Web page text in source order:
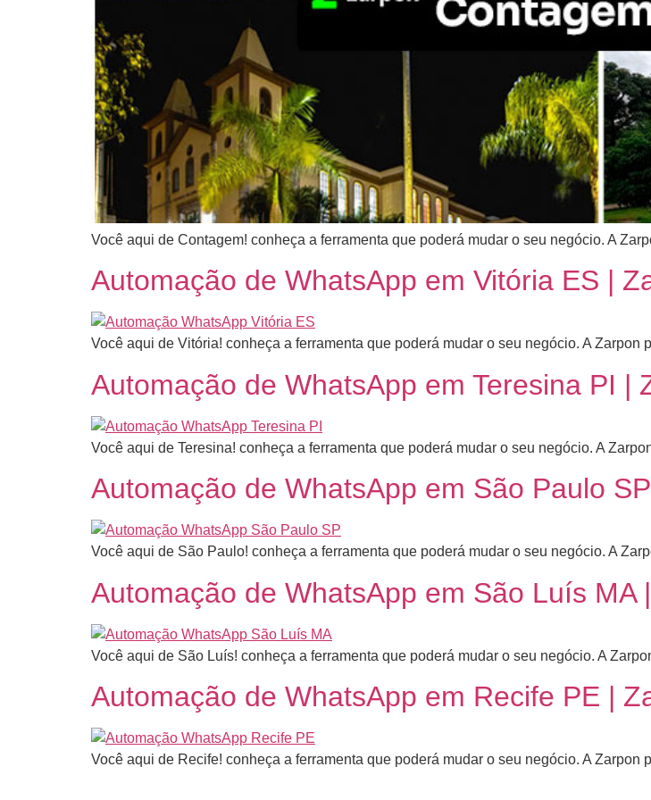
Você aqui de Contagem! conheça a ferramenta que poderá mudar o seu negócio. A
Automação de WhatsApp em Vitória ES |
Você aqui de Vitória! conheça a ferramenta que poderá mudar o seu negócio. A
Automação de WhatsApp em Teresina PI |
Você aqui de Teresina! conheça a ferramenta que poderá mudar o seu negócio. A
Automação de WhatsApp em São Paulo
Você aqui de São Paulo! conheça a ferramenta que poderá mudar o seu negócio. A
Automação de WhatsApp em São Luís MA
Você aqui de São Luís! conheça a ferramenta que poderá mudar o seu negócio. A
Automação de WhatsApp em Recife PE |
Você aqui de Recife! conheça a ferramenta que poderá mudar o seu negócio. A